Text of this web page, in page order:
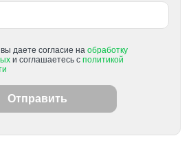
даете согласие на обработку
и соглашаетесь с политикой